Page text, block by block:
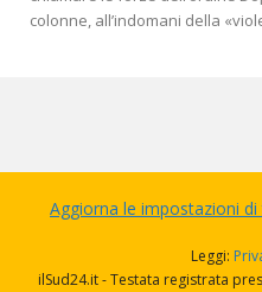
colonne, all’indomani della
Aggiorna le impostazioni
Leggi:
ilSud24.it - Testata registrata